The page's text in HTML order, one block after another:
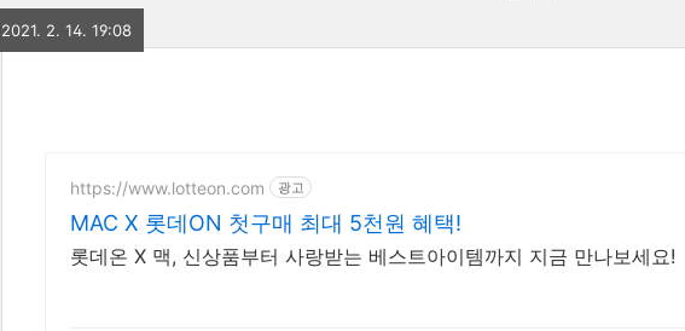
2021. 2. 14. 19:08
https://www.lotteon.com 광고
MAC X 롯데ON 첫구매 최대 5천원 혜택!
롯데온 X 맥, 신상품부터 사랑받는 베스트아이템까지 지금 만나보세요!